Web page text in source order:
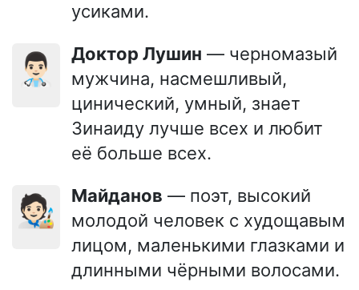
усиками.
👨🏻‍⚕️ Доктор Лушин — черномазый
мужчина, насмешливый,
цинический, умный, знает
Зинаиду лучше всех и любит
её больше всех.
🧑🏻‍🎨 Майданов — поэт, высокий
молодой человек с худощавым
лицом, маленькими глазками и
длинными чёрными волосами.